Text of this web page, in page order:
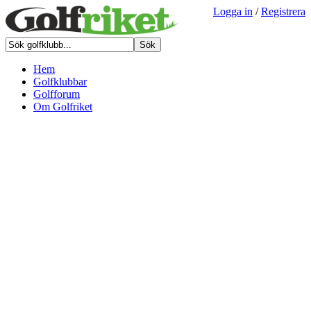
Logga in /Registrera
Hem
Golfklubbar
Golfforum
Om Golfriket